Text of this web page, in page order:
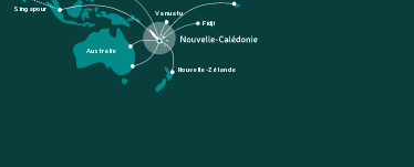
Fidji
Nouvelle-Zélande
Australie
Singapour
Vanuatu